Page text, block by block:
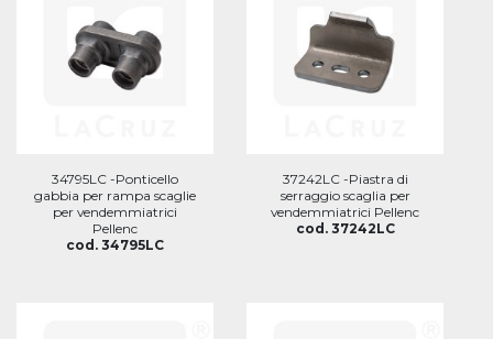
34795LC -Ponticello
gabbia per rampa scaglie
per vendemmiatrici
Pellenc
cod. 34795LC
37242LC -Piastra di
serraggio scaglia per
vendemmiatrici Pellenc
cod. 37242LC